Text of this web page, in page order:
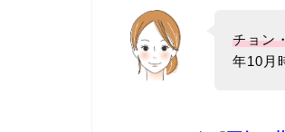
チョン
年10月